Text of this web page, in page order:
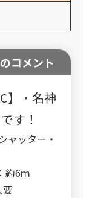
コメント
】・名神
す！
ャッター・
約6ｍ
要